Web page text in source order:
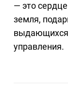
— это
земля,
выдающихся
управления.